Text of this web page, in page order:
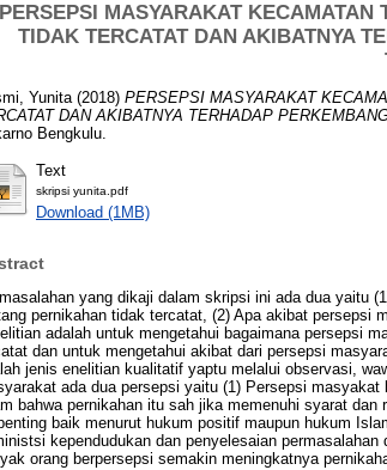
PERSEPSI MASYARAKAT
TIDAK TERCATAT DAN AKIBATNYA
Yunita (2018) PERSEPSI MASYARAKAT
DAN AKIBATNYA TERHADAP
Bengkulu.
Text
skripsi yunita.pdf
Download (1MB)
yang dikaji dalam skripsi ini ada dua yaitu
pernikahan tidak tercatat, (2) Apa akibat persepsi
adalah untuk mengetahui bagaimana persepsi
dan untuk mengetahui akibat dari persepsi
jenis enelitian kualitatif yaptu melalui observasi,
ada dua persepsi yaitu (1) Persepsi
bahwa pernikahan itu sah jika memenuhi syarat
baik menurut hukum positif maupun hukum
kependudukan dan penyelesaian
orang berpersepsi semakin meningkatnya